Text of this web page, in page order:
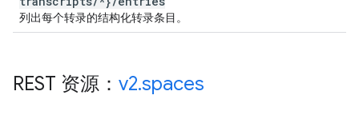
列出每个转录的结构化转录条目。
REST 资源： v2.spaces